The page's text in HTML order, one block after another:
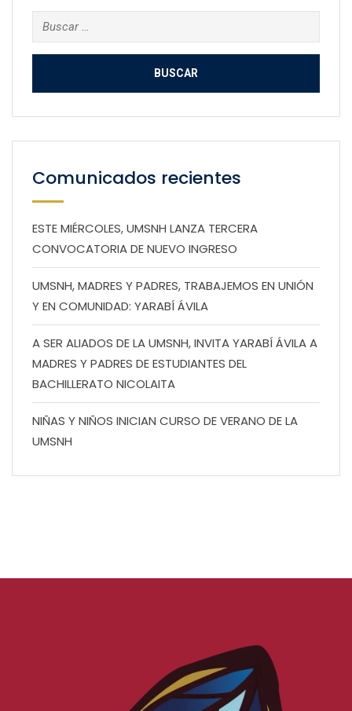
Buscar:
Comunicados recientes
ESTE MIÉRCOLES, UMSNH LANZA TERCERA
CONVOCATORIA DE NUEVO INGRESO
UMSNH, MADRES Y PADRES, TRABAJEMOS EN UNIÓN
Y EN COMUNIDAD: YARABÍ ÁVILA
A SER ALIADOS DE LA UMSNH, INVITA YARABÍ ÁVILA A
MADRES Y PADRES DE ESTUDIANTES DEL
BACHILLERATO NICOLAITA
NIÑAS Y NIÑOS INICIAN CURSO DE VERANO DE LA
UMSNH